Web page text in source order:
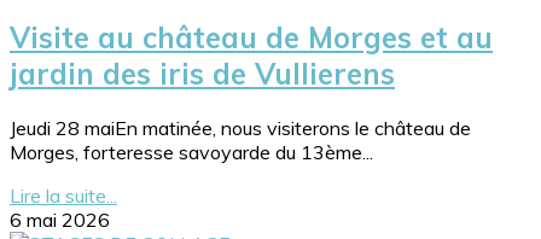
Visite au château de Morges et au
jardin des iris de Vullierens
Jeudi 28 maiEn matinée, nous visiterons le château de
Morges, forteresse savoyarde du 13ème...
Lire la suite...
6 mai 2026